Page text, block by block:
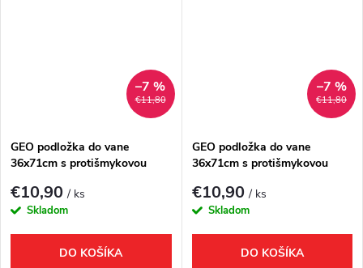
€11,80
–7 %
GEO podložka do vane
36x71cm s protišmykovou
€10,90/ ks
Skladom
DO KOŠÍKA
€11,80
–7 %
GEO podložka do vane
36x71cm s protišmykovou
€10,90/ ks
Skladom
DO KOŠÍKA